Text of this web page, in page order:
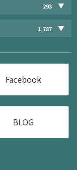
293
1,787
Facebook
BLOG